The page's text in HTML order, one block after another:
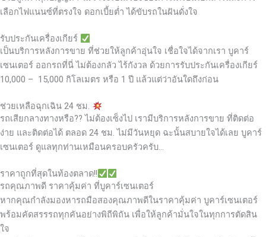
เลือกไฟแนนซ์ที่ตรงใจ ดอกเบี้ยต่ำ ได้ขับรถในฝันดั่งใจ
รับประกันเครื่องเกียร์
เป็นบริการหลังการขาย ที่ช่วยให้ลูกค้าอุ่นใจ เชื่อใจได้จากเรา บูคาร์
เซนเตอร์ ออกรถที่นี่ ไม่ต้องกลัว ไร้กังวล ด้วยการรับประกันเครื่องเกียร์
10,000 – 15,000 กิโลเมตร หรือ 1 ปี แล้วแต่ว่าอันใดถึงก่อน
ช่วยเหลือฉุกเฉิน 24 ชม.
รถเสียกลางทางหรือ?? ไม่ต้องเซ็งไป เรามีบริการหลังการขาย ที่ติดต่อ
ง่าย และติดต่อได้ ตลอด 24 ชม. ไม่มีวันหยุด ฉะนั้นสบายใจได้เลย บูคาร์
เซนเตอร์ ดูแลทุกท่านเหมือนครอบครัวครับ…
ราคาถูกที่สุดในท้องตลาด!!
รถคุณภาพดี ราคาคุ้มค่า ที่บูคาร์เซนเตอร์
หากคุณกำลังมองหารถมือสองคุณภาพดีในราคาคุ้มค่า บูคาร์เซนเตอร์
พร้อมคัดสรรรถทุกคันอย่างพิถีพิถัน เพื่อให้ลูกค้ามั่นใจในทุกการตัดสิน
ใจ